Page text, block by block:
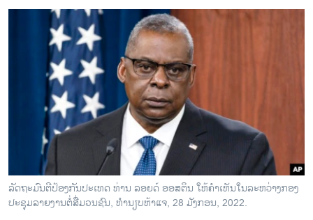
ອິດສະຫຼະພາບດ້ານການຂ່າວ
ຊີວິດຊາວລາວ
ຊຸມຊົນຊາວລາວ
ວິທະຍາສາດ-ເທັກໂນໂລຈີ
ທຸລະກິດ
ພາສາອັງກິດ
ວີດີໂອ
ສຽງ
ລັດຖະມົນຕີປ້ອງກັນປະເທດ ທ່ານ ລອຍດ໌ ອອສຕິນ ໃຫ້ຄຳເຫັນໃນລະຫວ່າງກອງ
ປະຊຸມລາຍງານຕໍ່ສື່ມວນຊົນ,​ ທຳນຽບຫ້າແຈ, 28 ມັງກອນ, 2022.